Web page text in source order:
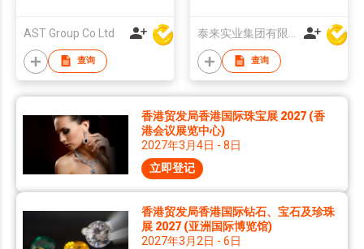
AST Group Co Ltd
查询 查询
香港贸发局香港国际珠宝展 2027 (香
港会议展览中心)
2027年3月4日 - 8日
立即登记
香港贸发局香港国际钻石、宝石及珍珠
展 2027 (亚洲国际博览馆)
2027年3月2日 - 6日